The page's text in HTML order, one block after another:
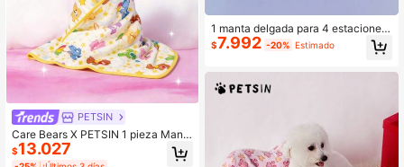
PETSIN
Care Bears X PETSIN 1 pieza Mant
a universal para perros y gatos con
estampado lindo de oso, cálida y ap
$13.027
1 manta delgada para 4 estaciones
universal para mascotas, manta par
a perro, manta para gato, abrigador
icado, disponible en 4 tamaños ade
s tipos físicos. Es una manta delgad
$7.992 -20% Estimado